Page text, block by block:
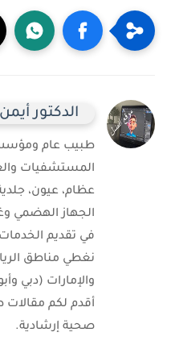
الدكتور أيمن
طبيب عام
المستشفيات
عظام، عيون،
الجهاز الهضمي
في تقديم الخدمات
نغطي مناطق
والإمارات (دبي
أقدم لكم مقالات
صحية إرشادية.